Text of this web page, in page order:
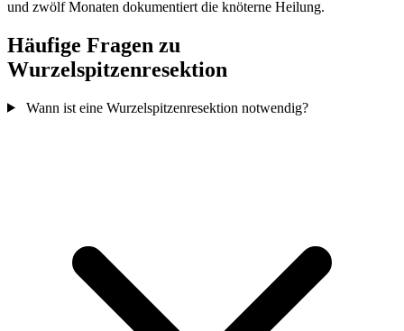
und zwölf Monaten dokumentiert die knöterne Heilung.
Häufige Fragen zu
Wurzelspitzenresektion
Wann ist eine Wurzelspitzenresektion notwendig?